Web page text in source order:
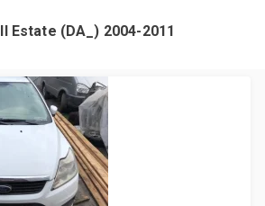
II Estate (DA_) 2004-2011